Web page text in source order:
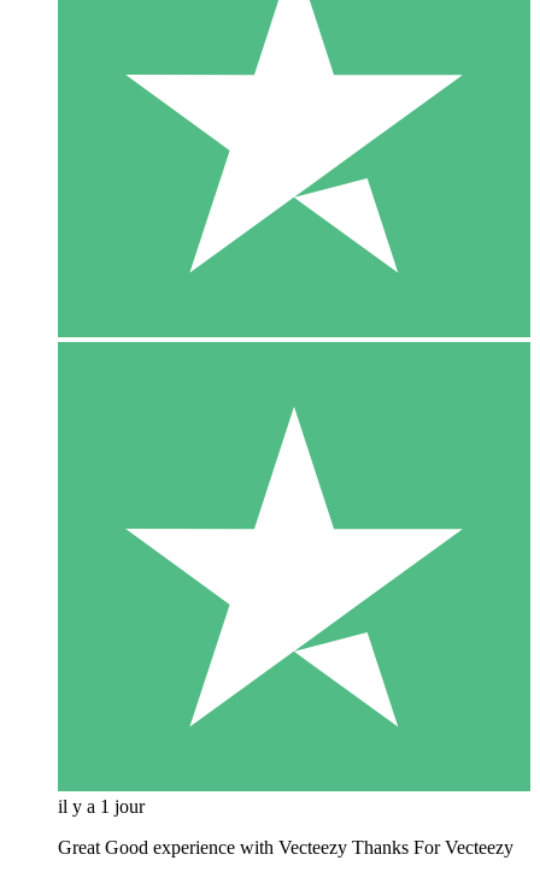
il y a 1 jour
Great Good experience with Vecteezy Thanks For Vecteezy